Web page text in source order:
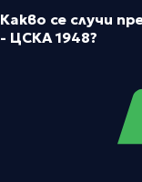
Какво се случи
- ЦСКА 1948?